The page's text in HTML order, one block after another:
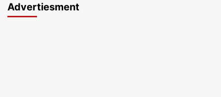
Advertiesment